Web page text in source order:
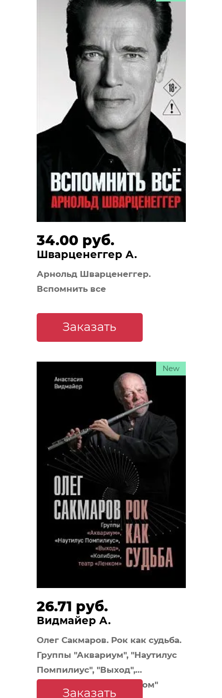
34.00 руб.
Шварценеггер А.
Арнольд Шварценеггер.
Вспомнить все
Заказать
26.71 руб.
Видмайер А.
Олег Сакмаров. Рок как судьба.
Группы "Аквариум", "Наутилус
Помпилиус", "Выход",
"Колибри", театр "Ленком"
New
Заказать